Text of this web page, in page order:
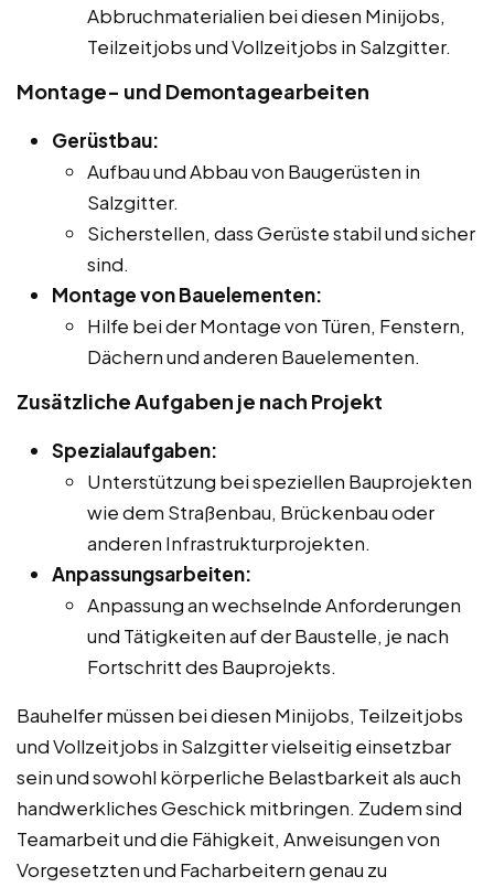
Abbruchmaterialien bei diesen Minijobs,
Teilzeitjobs und Vollzeitjobs in Salzgitter.
Montage- und Demontagearbeiten
Gerüstbau:
Aufbau und Abbau von Baugerüsten in
Salzgitter.
Sicherstellen, dass Gerüste stabil und sicher
sind.
Montage von Bauelementen:
Hilfe bei der Montage von Türen, Fenstern,
Dächern und anderen Bauelementen.
Zusätzliche Aufgaben je nach Projekt
Spezialaufgaben:
Unterstützung bei speziellen Bauprojekten
wie dem Straßenbau, Brückenbau oder
anderen Infrastrukturprojekten.
Anpassungsarbeiten:
Anpassung an wechselnde Anforderungen
und Tätigkeiten auf der Baustelle, je nach
Fortschritt des Bauprojekts.
Bauhelfer müssen bei diesen Minijobs, Teilzeitjobs
und Vollzeitjobs in Salzgitter vielseitig einsetzbar
sein und sowohl körperliche Belastbarkeit als auch
handwerkliches Geschick mitbringen. Zudem sind
Teamarbeit und die Fähigkeit, Anweisungen von
Vorgesetzten und Facharbeitern genau zu